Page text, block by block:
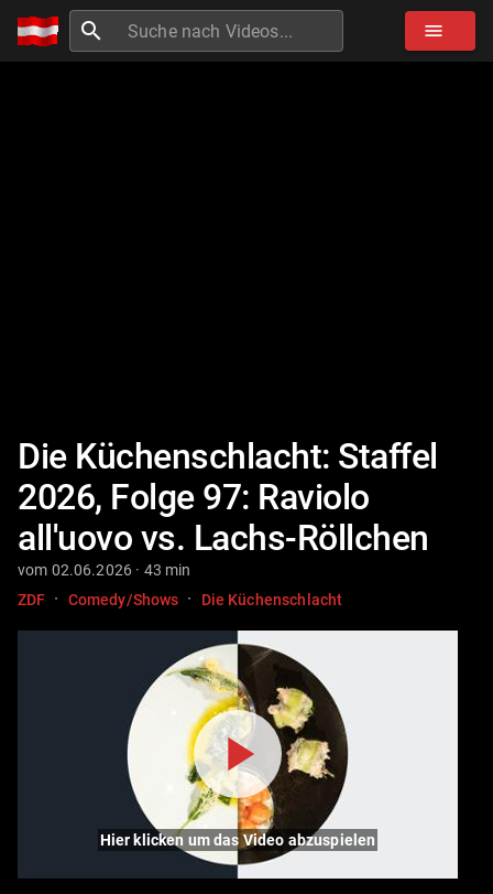
search menu
Die Küchenschlacht: Staffel
2026, Folge 97: Raviolo
all'uovo vs. Lachs-Röllchen
vom 02.06.2026 · 43 min
ZDF · Comedy/Shows · Die Küchenschlacht
Hier klicken um das Video abzuspielen